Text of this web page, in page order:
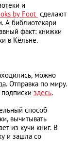
и
by Foot сделают
А библиотекари
факт: книжки
в Кёльне.
можно
Отправка по миру.
здесь.
способ
вычитывать
из кучи книг. В
и зашла со